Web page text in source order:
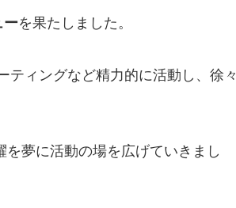
ーを果たしました。
ィングなど精力的に活動し、徐々
夢に活動の場を広げていきまし